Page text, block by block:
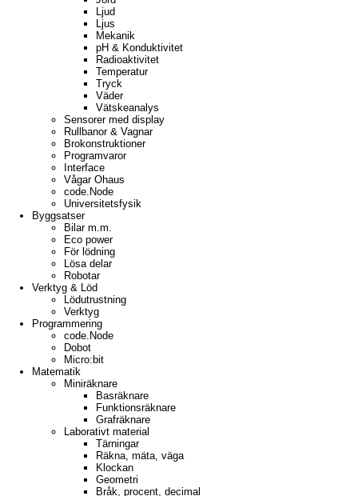
Ljud
Ljus
Mekanik
pH & Konduktivitet
Radioaktivitet
Temperatur
Tryck
Väder
Vätskeanalys
Sensorer med display
Rullbanor & Vagnar
Brokonstruktioner
Programvaror
Interface
Vågar Ohaus
code.Node
Universitetsfysik
Byggsatser
Bilar m.m.
Eco power
För lödning
Lösa delar
Robotar
Verktyg & Löd
Lödutrustning
Verktyg
Programmering
code.Node
Dobot
Micro:bit
Matematik
Miniräknare
Basräknare
Funktionsräknare
Grafräknare
Laborativt material
Tärningar
Räkna, mäta, väga
Klockan
Geometri
Bråk, procent, decimal